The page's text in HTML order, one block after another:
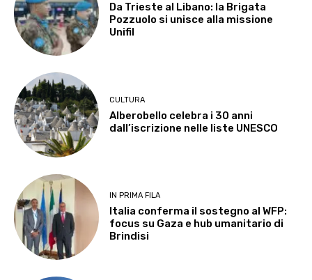
Da Trieste al Libano: la Brigata
Pozzuolo si unisce alla missione
Unifil
CULTURA
Alberobello celebra i 30 anni
dall’iscrizione nelle liste UNESCO
IN PRIMA FILA
Italia conferma il sostegno al WFP:
focus su Gaza e hub umanitario di
Brindisi